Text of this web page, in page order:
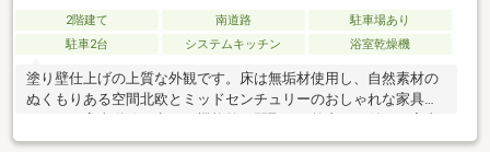
2階建て 南道路
駐車場あり
駐車2台
システムキッチン 浴室乾燥機
塗り壁仕上げの上質な外観です。床は無垢材使用し、自然素材の
ぬくもりある空間北欧とミッドセンチュリーのおしゃれな家具付
ラク＆時短を実現食洗機付きシステムキッチンです。断熱性・気